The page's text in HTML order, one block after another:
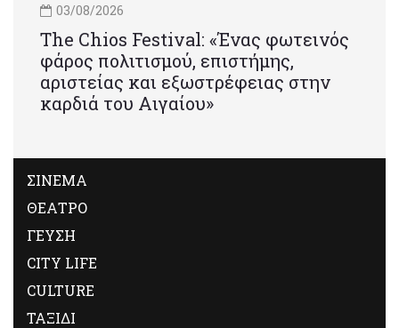
03/08/2026
Τhe Chios Festival: «Ένας φωτεινός
φάρος πολιτισμού, επιστήμης,
αριστείας και εξωστρέφειας στην
καρδιά του Αιγαίου»
ΣΙΝΕΜΑ
ΘΕΑΤΡΟ
ΓΕΥΣΗ
CITY LIFE
CULTURE
ΤΑΞΙΔΙ